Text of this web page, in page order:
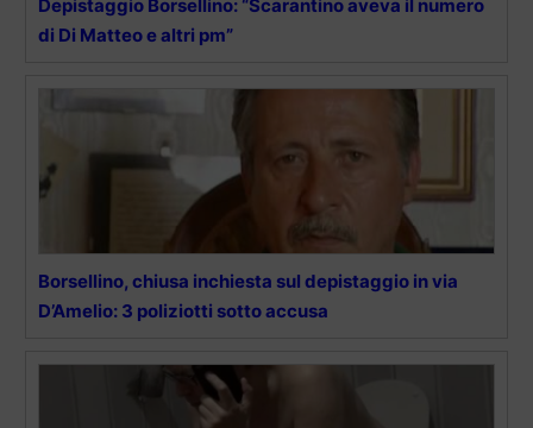
Depistaggio Borsellino: “Scarantino aveva il numero
di Di Matteo e altri pm”
Borsellino, chiusa inchiesta sul depistaggio in via
D’Amelio: 3 poliziotti sotto accusa